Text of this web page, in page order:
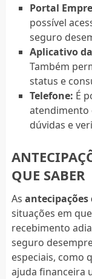
Portal
possível
seguro
Aplicativo
Também
status e
Telefone: É
atendimento
dúvidas e
QUE SABER
As
situações em
recebimento
seguro
especiais, como
ajuda financeira